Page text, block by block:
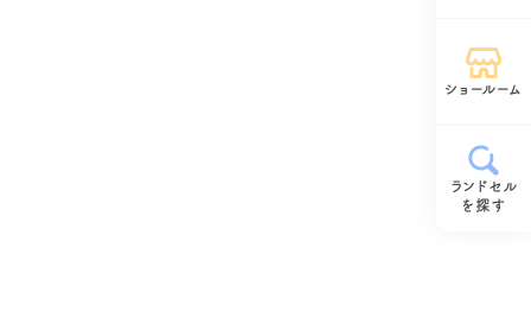
ショールーム
ランドセル
を探す